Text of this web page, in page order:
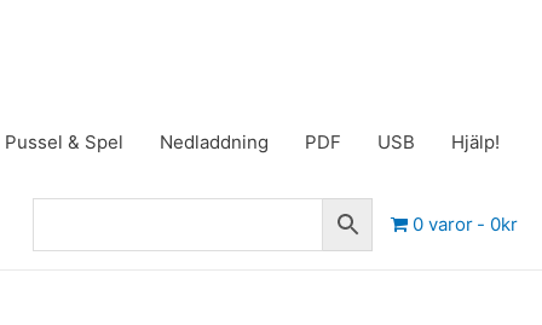
Pussel & Spel Nedladdning PDF USB Hjälp!
0 varor 0kr